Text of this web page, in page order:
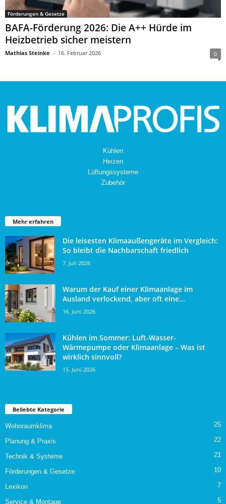
Förderungen & Gesetze
BAFA-Förderung 2026: Die A++ Hürde im
Heizbetrieb sicher meistern
Mathias Steinke - 16. Februar 2026 0
Kühlen
Heizen
Lüftungssysteme
Zubehör
Mehr erfahren
Die leisesten Klimaaußengeräte im Vergleich:
So bleibt die Nachbarschaft friedlich
7. Juli 2026
Warum der Kauf einer Klimaanlage im
Ausland verlockend, aber oft eine...
16. Juni 2026
Kühlen im Sommer: Luft-Wasser-
Wärmepumpe oder Klimaanlage – Was ist
wirklich sinnvoll?
15. Juni 2026
Beliebte Kategorie
Wohnraumklima 25
Planung & Praxis 22
Technik & Systeme 21
Förderungen & Gesetze 10
Lexikon 7
Service & Montage 5